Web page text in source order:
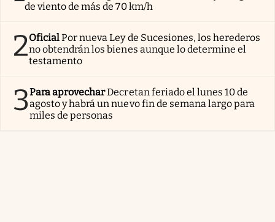
de viento de más de 70 km/h
2OficialPor nueva Ley de Sucesiones, los herederos
no obtendrán los bienes aunque lo determine el
testamento
3Para aprovecharDecretan feriado el lunes 10 de
agosto y habrá un nuevo fin de semana largo para
miles de personas